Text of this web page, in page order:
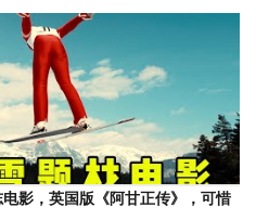
影，英国版《阿甘正传》，可惜